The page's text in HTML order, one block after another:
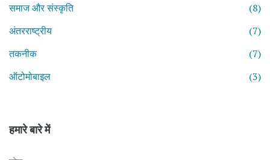
समाज और संस्कृति
(8)
अंतरराष्ट्रीय
(7)
तकनीक
(7)
ऑटोमोबाइल
(3)
हमारे बारे में